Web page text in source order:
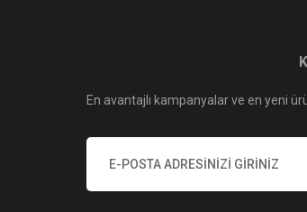
En avantajlı kampanyalar ve en yeni